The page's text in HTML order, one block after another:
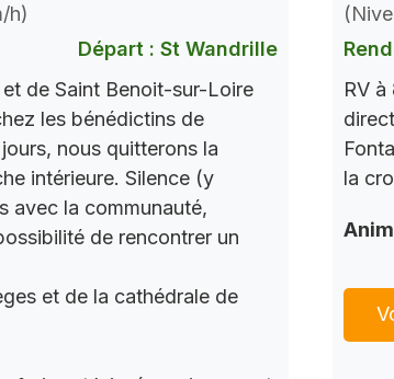
h)
Départ : St Wandrille
de Saint Benoit-sur-Loire
les bénédictins de
nous quitterons la
intérieure. Silence (y
avec la communauté,
de rencontrer un
et de la cathédrale de
RV
la